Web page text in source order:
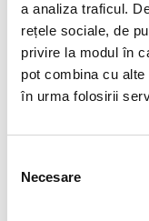
a analiza traficul.
rețele sociale, de
privire la modul în
pot combina cu
în urma folosirii
consimțământului
Necesare
Events
Management
instituțiile publice
la alegerea